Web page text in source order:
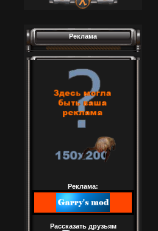
Реклама
Реклама:
Рассказать друзьям